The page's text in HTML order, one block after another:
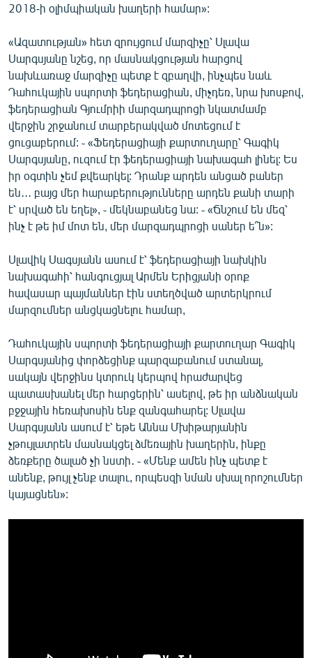
2018-ի օլիմպիական խաղերի համար»:
«Ազատության» հետ զրույցում մարզիչը՝ Սլավա
Սարգսյանը նշեց, որ մասնակցության հարցով
նախևառաջ մարզիչը պետք է զբաղվի, ինչպես նաև
Դահուկային սպորտի ֆեդերացիան, միչդեռ, նրա խոսքով,
ֆեդերացիան Գյումրիի մարզադպրոցի նկատմամբ
վերջին շրջանում տարբերակված մոտեցում է
ցուցաբերում: ֊ «Ֆեդերացիայի քարտուղարը՝ Գագիկ
Սարգսյանը, ուզում էր ֆեդերացիայի նախագահ լինել: Ես
իր օգտին չեմ քվեարկել: Դրանք արդեն անցած բաներ
են․․․ բայց մեր հարաբերությունները արդեն քանի տարի
է՝ սրված են եղել», ֊ մեկնաբանեց նա: ֊ «Ճնշում են մեզ՝
ինչ է թե իմ մոտ են, մեր մարզադպրոցի սաներ ե՞ն»:
Սլավիկ Սագսյանն ասում է՝ ֆեդերացիայի նախկին
նախագահի՝ հանգուցյալ Արմեն Երիցյանի օրոք
հավասար պայմաններ էին ստեղծված արտերկրում
մարզումներ անցկացնելու համար,
Դահուկային սպորտի ֆեդերացիայի քարտուղար Գագիկ
Սարգսյանից փորձեցինք պարզաբանում ստանալ,
սակայն վերջինս կտրուկ կերպով հրաժարվեց
պատասխանել մեր հարցերին՝ ասելով, թե իր անձնական
բջջային հեռախոսին ենք զանգահարել: Սլավա
Սարգսյանն ասում է՝ եթե Աննա Մխիթարյանին
չթույլատրեն մասնակցել ձմեռային խաղերին, ինքը
ձեռքերը ծալած չի նստի․ ֊ «Մենք ամեն ինչ պետք է
անենք, թույլ չենք տալու, որպեսզի նման սխալ որոշումներ
կայացնեն»: